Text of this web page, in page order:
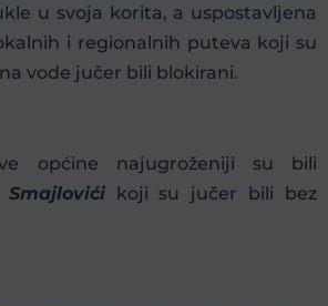
u svoja korita, a uspostavljena
i regionalnih puteva koji su
vode jučer bili blokirani.
općine najugroženiji su bili
Smajlovićikoji su jučer bili bez